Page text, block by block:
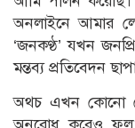
অনলাইনে আমার
‘জনকণ্ঠ’ যখন
মন্তব্য প্রতিবেদন
অথচ এখন কোনো